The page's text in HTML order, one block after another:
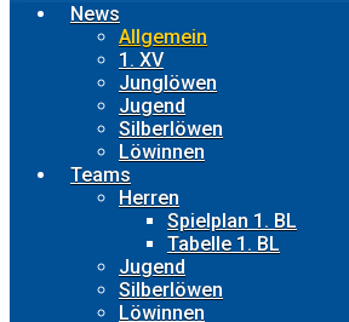
News
Allgemein
1. XV
Junglöwen
Jugend
Silberlöwen
Löwinnen
Teams
Herren
Spielplan 1. BL
Tabelle 1. BL
Jugend
Silberlöwen
Löwinnen